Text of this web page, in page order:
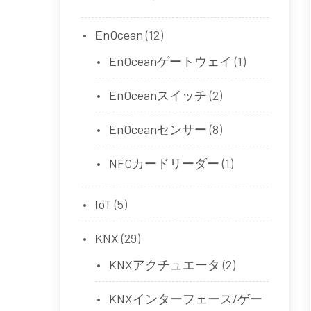
EnOcean (12)
EnOceanゲートウェイ (1)
EnOceanスイッチ (2)
EnOceanセンサー (8)
NFCカードリーダー (1)
IoT (5)
KNX (29)
KNXアクチュエータ (2)
KNXインターフェース/ゲー